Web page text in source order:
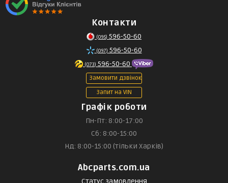
Контакти
(095) 596-50-60
(097) 596-50-60
(073) 596-50-60
Замовити дзвінок
Запит на VIN
Графік роботи
Пн-Пт: 8:00-17:00
Сб: 8:00-15:00
Нд: 8:00-15:00 (тільки Харків)
Abcparts.com.ua